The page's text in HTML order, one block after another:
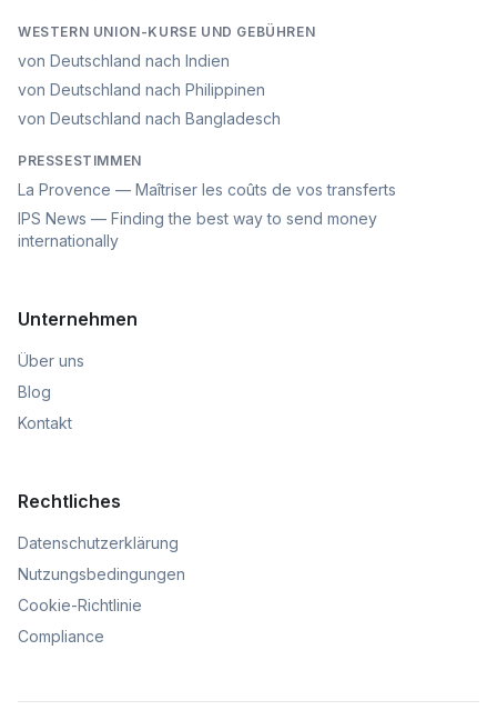
WESTERN UNION-KURSE UND GEBÜHREN
von Deutschland nach Indien
von Deutschland nach Philippinen
von Deutschland nach Bangladesch
PRESSESTIMMEN
La Provence — Maîtriser les coûts de vos transferts
IPS News — Finding the best way to send money
internationally
Unternehmen
Über uns
Blog
Kontakt
Rechtliches
Datenschutzerklärung
Nutzungsbedingungen
Cookie-Richtlinie
Compliance